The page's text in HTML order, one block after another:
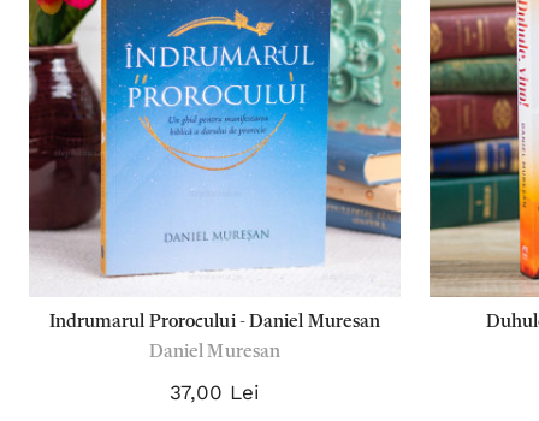
Indrumarul Prorocului - Daniel Muresan
Daniel Muresan
37,00 Lei